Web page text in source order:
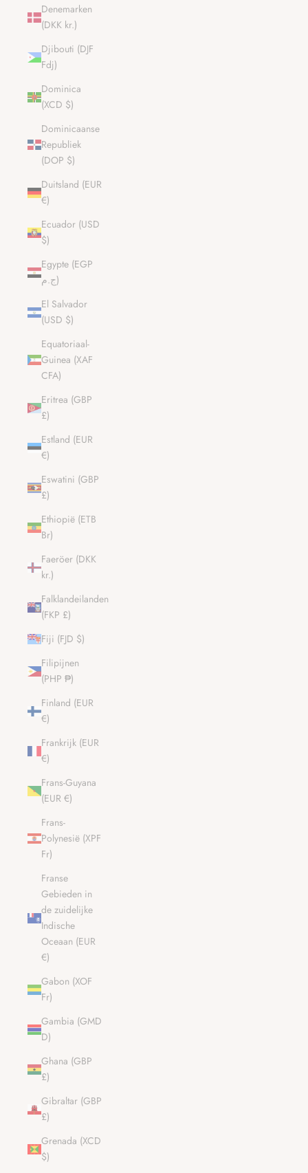
Denemarken
(DKK kr.)
Djibouti (DJF
Fdj)
Dominica
(XCD $)
Dominicaanse
Republiek
(DOP $)
Duitsland (EUR
€)
Ecuador (USD
$)
Egypte (EGP
ج.م)
El Salvador
(USD $)
Equatoriaal-
Guinea (XAF
CFA)
Eritrea (GBP
£)
Estland (EUR
€)
Eswatini (GBP
£)
Ethiopië (ETB
Br)
Faeröer (DKK
kr.)
Falklandeilanden
(FKP £)
Fiji (FJD $)
Filipijnen
(PHP ₱)
Finland (EUR
€)
Frankrijk (EUR
€)
Frans-Guyana
(EUR €)
Frans-
Polynesië (XPF
Fr)
Franse
Gebieden in
de zuidelijke
Indische
Oceaan (EUR
€)
Gabon (XOF
Fr)
Gambia (GMD
D)
Ghana (GBP
£)
Gibraltar (GBP
£)
Grenada (XCD
$)